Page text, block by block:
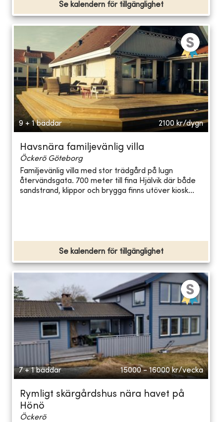
Se kalendern för tillgänglighet
9 + 1 bäddar 2100 kr/dygn
Havsnära familjevänlig villa
Öckerö Göteborg
Familjevänlig villa med stor trädgård på lugn
återvändsgata. 700 meter till fina Hjälvik där både
sandstrand, klippor och brygga finns utöver kiosk...
Se kalendern för tillgänglighet
7 + 1 bäddar 15000 - 16000 kr/vecka
Rymligt skärgårdshus nära havet på
Hönö
Öckerö